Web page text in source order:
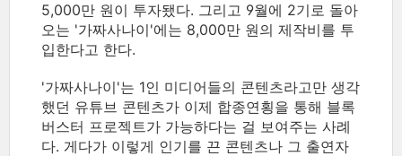
5,000만 원이 투자됐다. 그리고 9월에 2기로 돌아
오는 '가짜사나이'에는 8,000만 원의 제작비를 투
입한다고 한다.
'가짜사나이'는 1인 미디어들의 콘텐츠라고만 생각
했던 유튜브 콘텐츠가 이제 합종연횡을 통해 블록
버스터 프로젝트가 가능하다는 걸 보여주는 사례
다. 게다가 이렇게 인기를 끈 콘텐츠나 그 출연자